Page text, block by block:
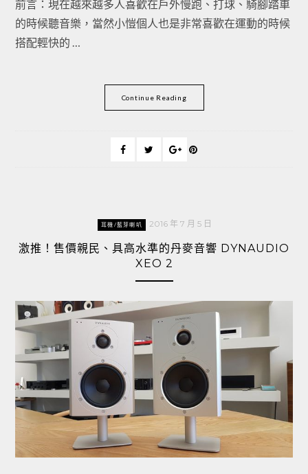
前言：現在越來越多人喜歡在戶外慢跑、打球、騎腳踏車
的時候聽音樂，當然小愷個人也是非常喜歡在運動的時候
搭配輕快的 …
Continue Reading
耳機/藍芽喇叭 2016 年 7 月 5 日
激推！售價親民、具高水準的丹麥音響 DYNAUDIO
XEO 2